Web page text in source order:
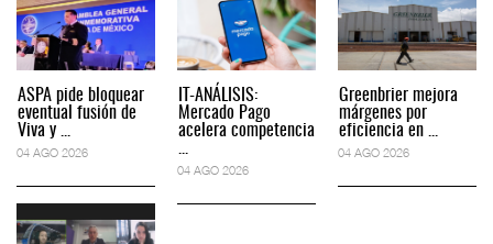
ASPA pide bloquear
eventual fusión de
Viva y ...
04 AGO 2026
IT-ANÁLISIS:
Mercado Pago
acelera competencia
04 AGO 2026
Greenbrier mejora
márgenes por
eficiencia en ...
04 AGO 2026